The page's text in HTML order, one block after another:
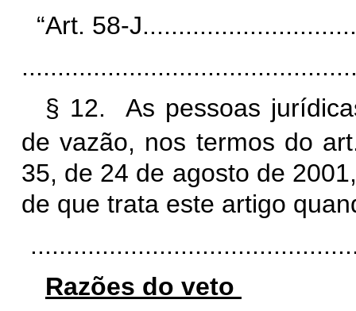
“Art. 58-
§ 12. As pessoas
de vazão, nos termos do
35, de 24 de agosto de
de que trata este artigo
Razões do veto